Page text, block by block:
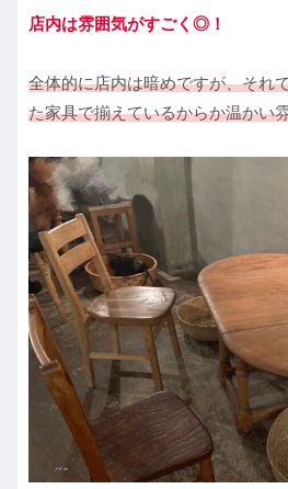
店内は雰囲気がすごく◎！
全体的に店内は暗めですが、それ
た家具で揃えているからか温かい